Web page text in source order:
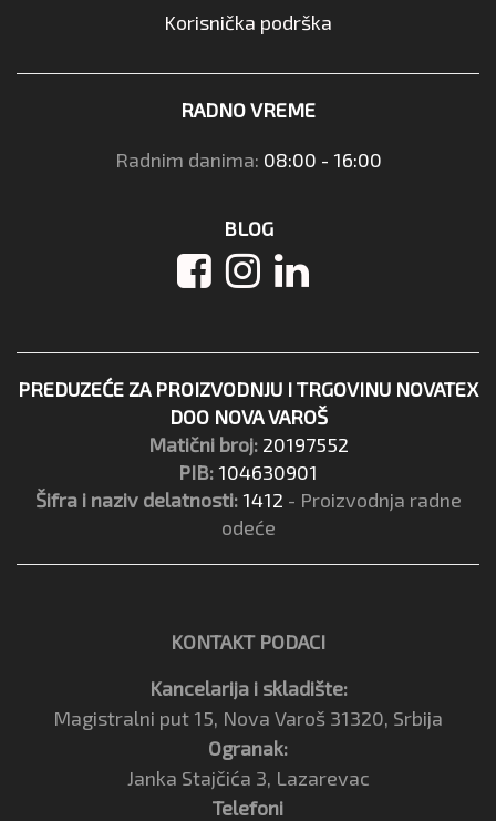
Korisnička podrška
RADNO VREME
Radnim danima: 08:00 - 16:00
BLOG
PREDUZEĆE ZA PROIZVODNJU I TRGOVINU NOVATEX
DOO NOVA VAROŠ
Matični broj: 20197552
PIB: 104630901
Šifra i naziv delatnosti: 1412 - Proizvodnja radne
odeće
KONTAKT PODACI
Kancelarija i skladište:
Magistralni put 15, Nova Varoš 31320, Srbija
Ogranak:
Janka Stajčića 3, Lazarevac
Telefoni